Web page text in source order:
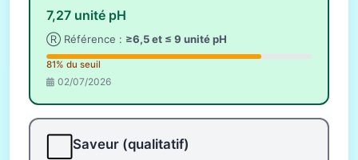
7,27 unité pH
Ⓡ Référence : ≥6,5 et ≤ 9 unité pH
81% du seuil
02/07/2026
Saveur (qualitatif)